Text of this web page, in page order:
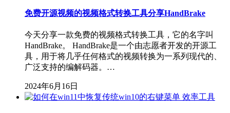
免费开源视频的视频格式转换工具分享HandBrake
今天分享一款免费的视频格式转换工具，它的名字叫
HandBrake。 HandBrake是一个由志愿者开发的开源工
具，用于将几乎任何格式的视频转换为一系列现代的、
广泛支持的编解码器。…
2024年6月16日
效率工具